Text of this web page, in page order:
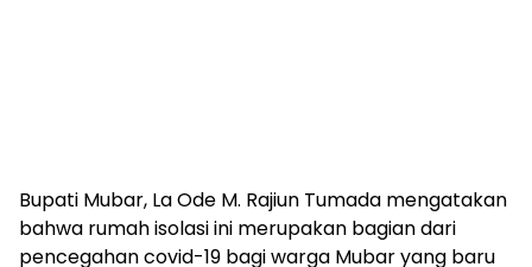
Bupati Mubar, La Ode M. Rajiun Tumada mengatakan
bahwa rumah isolasi ini merupakan bagian dari
pencegahan covid-19 bagi warga Mubar yang baru